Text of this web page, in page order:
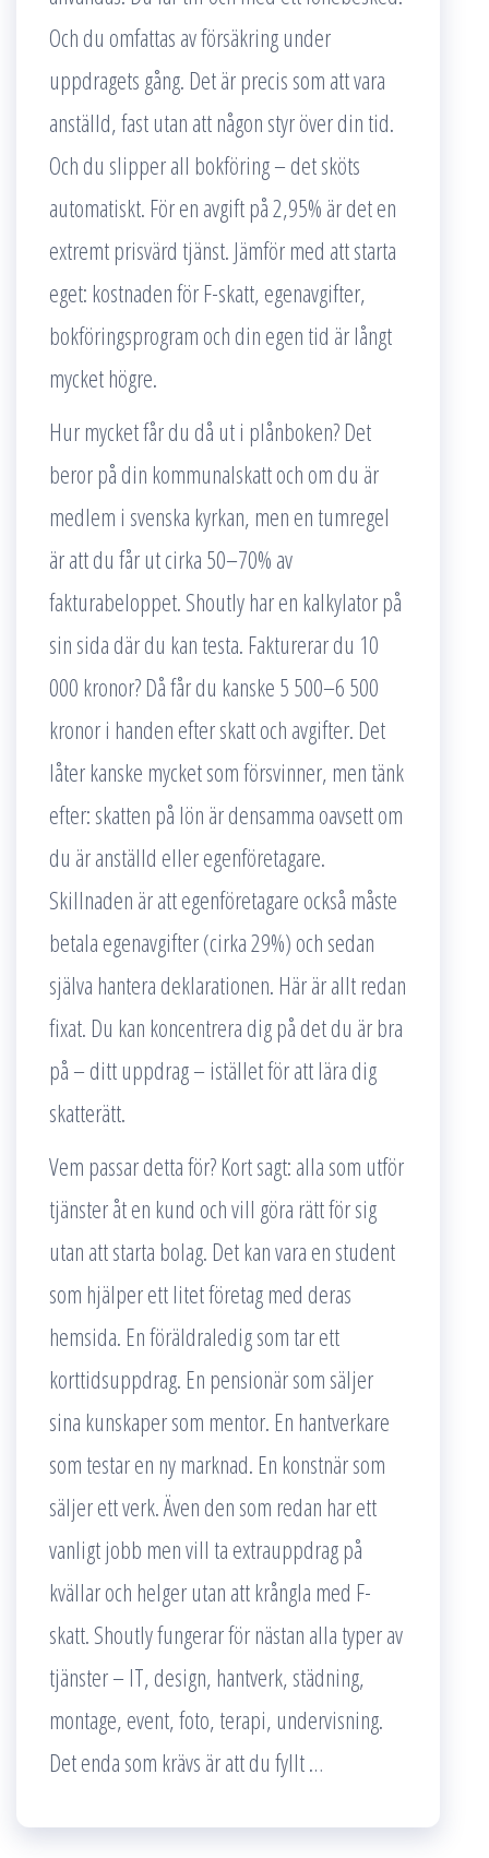
Och du omfattas av försäkring under
uppdragets gång. Det är precis som att vara
anställd, fast utan att någon styr över din tid.
Och du slipper all bokföring – det sköts
automatiskt. För en avgift på 2,95% är det en
extremt prisvärd tjänst. Jämför med att starta
eget: kostnaden för F-skatt, egenavgifter,
bokföringsprogram och din egen tid är långt
mycket högre.
Hur mycket får du då ut i plånboken? Det
beror på din kommunalskatt och om du är
medlem i svenska kyrkan, men en tumregel
är att du får ut cirka 50–70% av
fakturabeloppet. Shoutly har en kalkylator på
sin sida där du kan testa. Fakturerar du 10
000 kronor? Då får du kanske 5 500–6 500
kronor i handen efter skatt och avgifter. Det
låter kanske mycket som försvinner, men tänk
efter: skatten på lön är densamma oavsett om
du är anställd eller egenföretagare.
Skillnaden är att egenföretagare också måste
betala egenavgifter (cirka 29%) och sedan
själva hantera deklarationen. Här är allt redan
fixat. Du kan koncentrera dig på det du är bra
på – ditt uppdrag – istället för att lära dig
skatterätt.
Vem passar detta för? Kort sagt: alla som utför
tjänster åt en kund och vill göra rätt för sig
utan att starta bolag. Det kan vara en student
som hjälper ett litet företag med deras
hemsida. En föräldraledig som tar ett
korttidsuppdrag. En pensionär som säljer
sina kunskaper som mentor. En hantverkare
som testar en ny marknad. En konstnär som
säljer ett verk. Även den som redan har ett
vanligt jobb men vill ta extrauppdrag på
kvällar och helger utan att krångla med F-
skatt. Shoutly fungerar för nästan alla typer av
tjänster – IT, design, hantverk, städning,
montage, event, foto, terapi, undervisning.
Det enda som krävs är att du fyllt …